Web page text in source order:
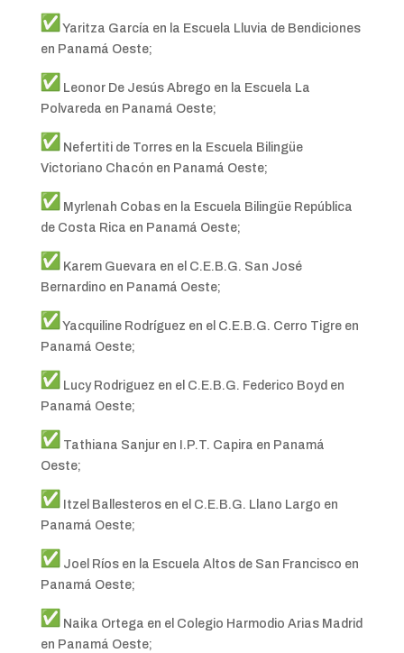
Yaritza García en la Escuela Lluvia de Bendiciones
en Panamá Oeste;
Leonor De Jesús Abrego en la Escuela La
Polvareda en Panamá Oeste;
Nefertiti de Torres en la Escuela Bilingüe
Victoriano Chacón en Panamá Oeste;
Myrlenah Cobas en la Escuela Bilingüe República
de Costa Rica en Panamá Oeste;
Karem Guevara en el C.E.B.G. San José
Bernardino en Panamá Oeste;
Yacquiline Rodríguez en el C.E.B.G. Cerro Tigre en
Panamá Oeste;
Lucy Rodriguez en el C.E.B.G. Federico Boyd en
Panamá Oeste;
Tathiana Sanjur en I.P.T. Capira en Panamá
Oeste;
Itzel Ballesteros en el C.E.B.G. Llano Largo en
Panamá Oeste;
Joel Ríos en la Escuela Altos de San Francisco en
Panamá Oeste;
Naika Ortega en el Colegio Harmodio Arias Madrid
en Panamá Oeste;